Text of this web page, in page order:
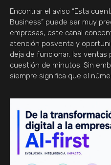
Encontrar el aviso “Esta
Business” puede ser muy
empresas, este canal
atención posventa y
deja de funcionar, las
cuestión de minutos. Sin
siempre significa que el